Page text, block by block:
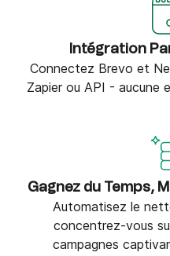
Intégration
Connectez Brevo et
Zapier ou API - aucune
Gagnez du Temps,
Automatisez le
concentrez-vous
campagnes